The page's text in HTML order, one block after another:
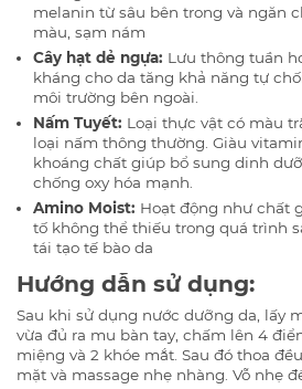
melanin từ sâu bên trong và ngăn
màu, sạm nám
Cây hạt dẻ ngựa: Lưu thông tuần
kháng cho da tăng khả năng tự
môi trường bên ngoài.
Nấm Tuyết: Loại thực vật có màu
loại nấm thông thường. Giàu
khoáng chất giúp bổ sung dinh
chống oxy hóa mạnh.
Amino Moist: Hoạt động như chất
tố không thể thiếu trong quá trình
tái tạo tế bào da
Hướng dẫn sử dụng:
Sau khi sử dụng nước dưỡng da, lấy
vừa đủ ra mu bàn tay, chấm lên 4
miệng và 2 khóe mắt. Sau đó thoa
mặt và massage nhẹ nhàng. Vỗ nhẹ